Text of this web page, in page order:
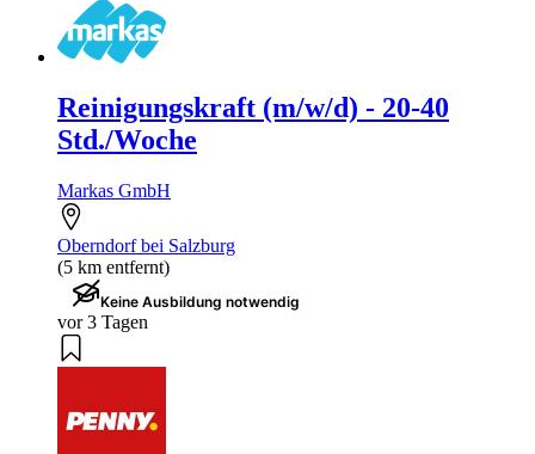
Reinigungskraft (m/w/d) - 20-40
Std./Woche
Markas GmbH
Oberndorf bei Salzburg
(5 km entfernt)
Keine Ausbildung notwendig
vor 3 Tagen